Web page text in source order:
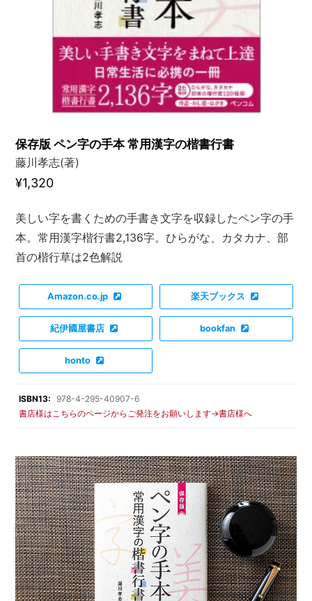
保存版 ペン字の手本 常用漢字の楷書行書
藤川孝志(著)
¥1,320
美しい字を書くための手書き文字を収録したペン字の手
本。常用漢字楷行書2,136字。ひらがな、カタカナ、部
首の楷行草は2色解説
Amazon.co.jp 楽天ブックス
紀伊國屋書店 bookfan
honto
ISBN13:
978-4-295-40907-6
書店様はこちらのページからご発注をお願いします→書店様へ